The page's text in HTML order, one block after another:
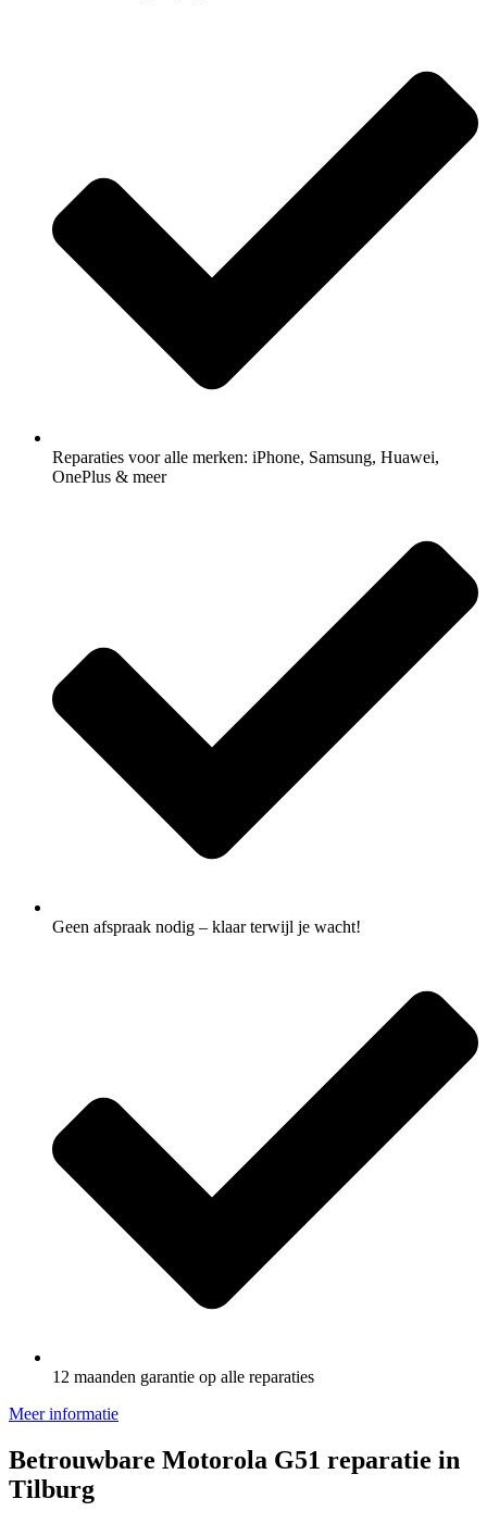
Reparaties voor alle merken: iPhone, Samsung, Huawei,
OnePlus & meer
Geen afspraak nodig – klaar terwijl je wacht!
12 maanden garantie op alle reparaties
Meer informatie
Betrouwbare Motorola G51 reparatie in
Tilburg